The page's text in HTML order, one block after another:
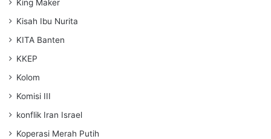
King Maker
Kisah Ibu Nurita
KITA Banten
KKEP
Kolom
Komisi III
konflik Iran Israel
Koperasi Merah Putih